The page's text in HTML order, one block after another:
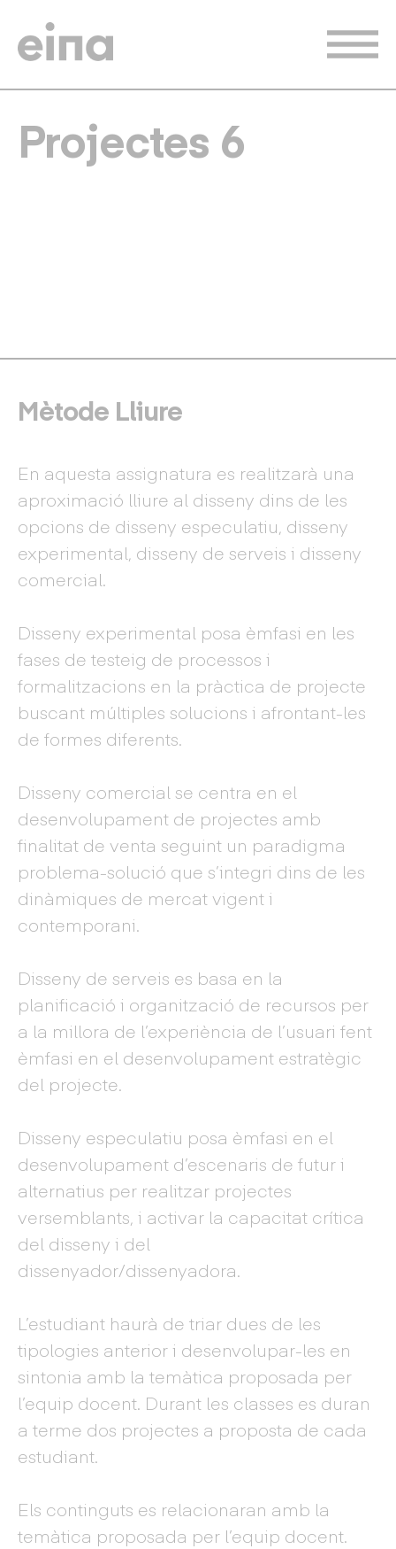
Projectes 6
Mètode Lliure
En aquesta assignatura es realitzarà una
aproximació lliure al disseny dins de les
opcions de disseny especulatiu, disseny
experimental, disseny de serveis i disseny
comercial.
Disseny experimental posa èmfasi en les
fases de testeig de processos i
formalitzacions en la pràctica de projecte
buscant múltiples solucions i afrontant-les
de formes diferents.
Disseny comercial se centra en el
desenvolupament de projectes amb
finalitat de venta seguint un paradigma
problema-solució que s’integri dins de les
dinàmiques de mercat vigent i
contemporani.
Disseny de serveis es basa en la
planificació i organització de recursos per
a la millora de l’experiència de l’usuari fent
èmfasi en el desenvolupament estratègic
del projecte.
Disseny especulatiu posa èmfasi en el
desenvolupament d’escenaris de futur i
alternatius per realitzar projectes
versemblants, i activar la capacitat crítica
del disseny i del
dissenyador/dissenyadora.
L’estudiant haurà de triar dues de les
tipologies anterior i desenvolupar-les en
sintonia amb la temàtica proposada per
l’equip docent. Durant les classes es duran
a terme dos projectes a proposta de cada
estudiant.
Els continguts es relacionaran amb la
temàtica proposada per l’equip docent.